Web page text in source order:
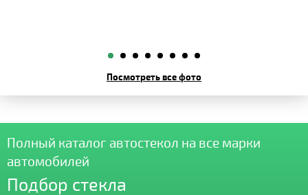
Посмотреть все фото
Полный каталог автостекол на все марки
автомобилей
Подбор стекла